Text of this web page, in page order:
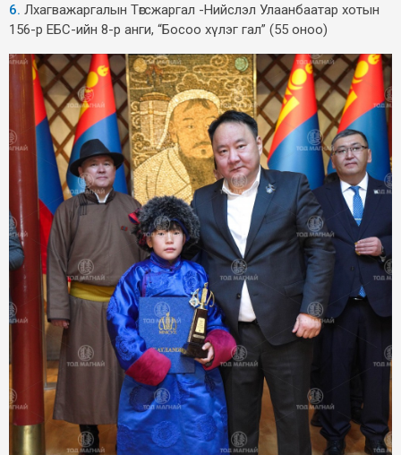
6. Лхагважаргалын Төгсжаргал -Нийслэл Улаанбаатар хотын
156-р ЕБС-ийн 8-р анги, “Босоо хүлэг гал” (55 оноо)